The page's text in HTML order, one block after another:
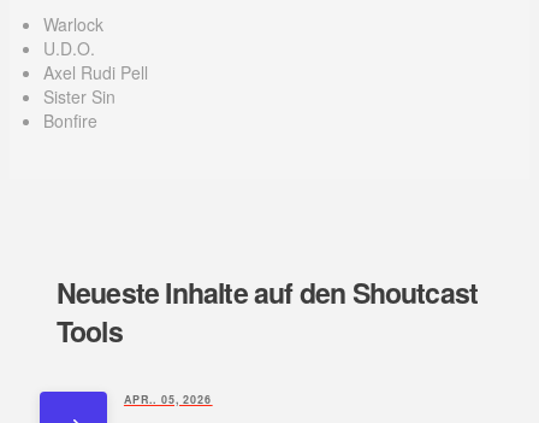
Warlock
U.D.O.
Axel Rudi Pell
Sister Sin
Bonfire
Neueste Inhalte auf den Shoutcast
Tools
APR.. 05, 2026